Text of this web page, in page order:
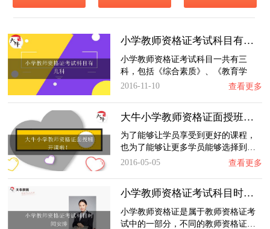
证 证 证
小学教师资格证考试科目有几科
小学教师资格证考试科目一共有三
科，包括《综合素质》、《教育学
知…
2016-11-10 查看更多
大牛小学教师资格证面授班开课啦！
为了能够让学员享受到更好的课程，
也为了能够让更多学员能够选择到…
2016-05-05
查看更多
小学教师资格证考试科目时间安排
小学教师资格证是属于教师资格证考
试中的一部分，不同的教师资格证…